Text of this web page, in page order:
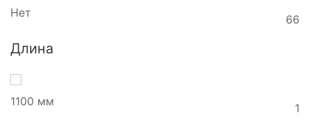
Нет 66
Длина
1100 мм 1